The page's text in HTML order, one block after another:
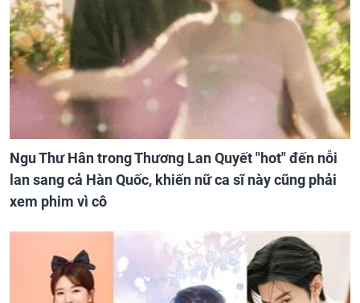
Ngu Thư Hân trong Thương Lan Quyết "hot" đến nỗi
lan sang cả Hàn Quốc, khiến nữ ca sĩ này cũng phải
xem phim vì cô